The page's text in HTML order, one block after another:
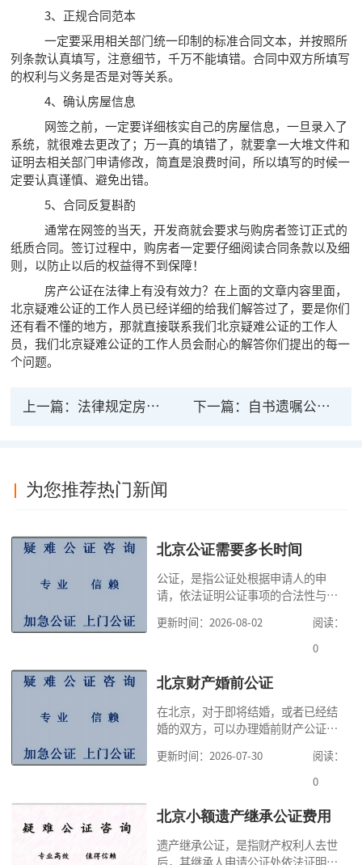
3、正规合同范本
一定要采用相关部门统一印制的标准合同文本，并按照所
列条款认真填写，注意细节，千万不能填错。合同中双方所填写
的权利与义务是否是对等关系。
4、确认房屋信息
网签之前，一定要详细核实自己的房屋信息，一旦录入了
系统，就很难去更改了；万一真的填错了，就要拿一大堆文件和
证明去相关部门申请修改，简直是浪费时间，所以填写的时候一
定要认真谨慎、避免出错。
5、合同反复斟酌
通常在网签的当天，开发商就会要求与购房者签订正式的
纸质合同。签订过程中，购房者一定要仔细阅读合同条款以及细
则，以防止以后的权益得不到保障！
房产公证在法律上有没有效力？在上面的文章内容里面，
北京疑难公证的工作人员已经详细的给我们解答过了，要是你们
还有看不懂的地方，那就直接联系我们北京疑难公证的工作人
员，我们北京疑难公证的工作人员会耐心的解答你们提出的每一
个问题。
上一篇： 法律规定房产过户必须公证的时间 下一篇： 自书遗嘱公证的法律规定
为您推荐热门新闻
北京公证需要多长时间
公证，是指公证处根据申请人的申
请，依法证明公证事项的合法性与真
高公证事项的效力，固定证据，但是
很多人不知道在北京办理公证需要多
家，办理公证的时候除了需要按照公
道北京公证需要什么材料,北京公证需
要多少钱？北京公
更新时间：2026-08-02
阅读：
0
北京财产婚前公证
在北京，对于即将结婚，或者已经结
婚的双方，可以办理婚前财产公证，
式，可以避免个人财产引发的纠纷，
但是，在北京办理婚前财产公证，除
料外，公证咨询告诉大家，我们有必
京婚前财产公证机构？了解这些不仅
更新时间：2026-07-30
阅读：
0
北京小额遗产继承公证费用
遗产继承公证，是指财产权利人去世
后，其继承人申请公证处依法证明继